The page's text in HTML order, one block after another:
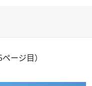
ージ目）